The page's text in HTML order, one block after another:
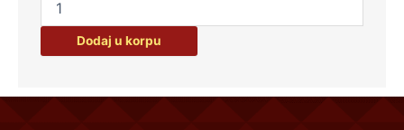
Pandora
200cm
Dodaj u korpu